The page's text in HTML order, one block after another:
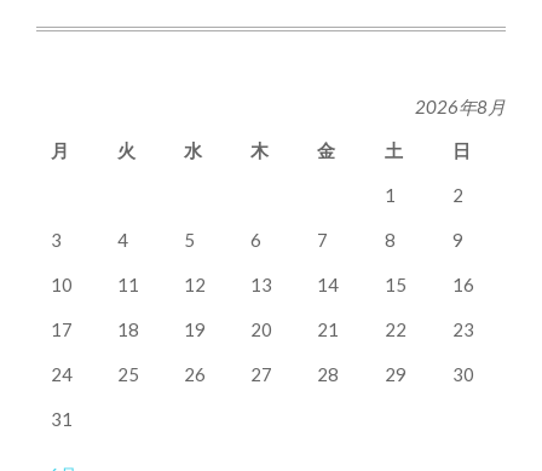
2026年8月
月
火 水 木 金 土 日
1 2
3 4 5 6 7 8 9
10 11 12 13 14 15 16
17 18 19 20 21 22 23
24 25 26 27 28 29 30
31